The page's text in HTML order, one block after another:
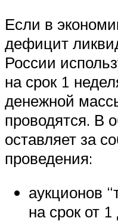
Если в
дефицит
России
на срок 1
денежной
проводятся. В
оставляет за
проведения:
аукционов
на срок от